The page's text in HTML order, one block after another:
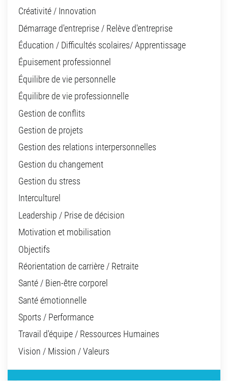
Créativité / Innovation
Démarrage d'entreprise / Relève d'entreprise
Éducation / Difficultés scolaires/ Apprentissage
Épuisement professionnel
Équilibre de vie personnelle
Équilibre de vie professionnelle
Gestion de conflits
Gestion de projets
Gestion des relations interpersonnelles
Gestion du changement
Gestion du stress
Interculturel
Leadership / Prise de décision
Motivation et mobilisation
Objectifs
Réorientation de carrière / Retraite
Santé / Bien-être corporel
Santé émotionnelle
Sports / Performance
Travail d'équipe / Ressources Humaines
Vision / Mission / Valeurs